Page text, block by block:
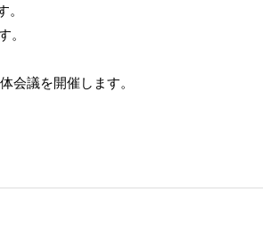
議を開催します。